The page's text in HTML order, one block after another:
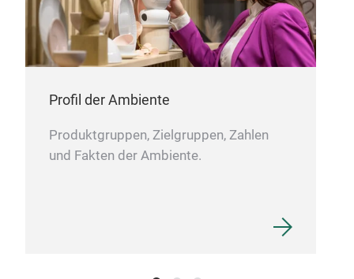
Profil der Ambiente
Produktgruppen, Zielgruppen, Zahlen
und Fakten der Ambiente.